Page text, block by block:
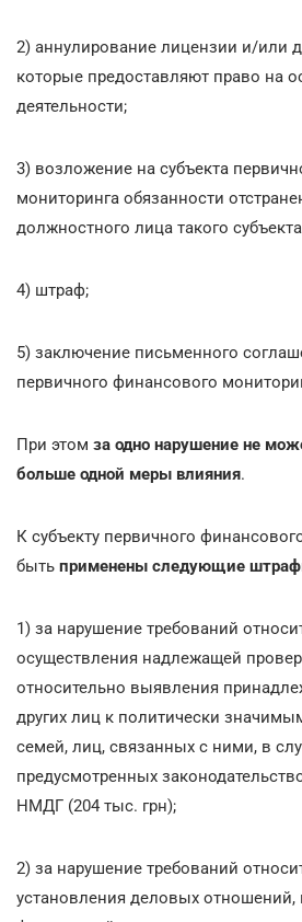
2) аннулирование лицензии и/или
которые предоставляют право на
деятельности;
3) возложение на субъекта
мониторинга обязанности
должностного лица такого
4) штраф;
5) заключение письменного
первичного финансового
При этом за одно нарушение не
больше одной меры влияния.
К субъекту первичного
быть применены следующие
1) за нарушение требований
осуществления надлежащей
относительно выявления
других лиц к политически
семей, лиц, связанных с ними, в
предусмотренных
НМДГ (204 тыс. грн);
2) за нарушение требований
установления деловых отношений,